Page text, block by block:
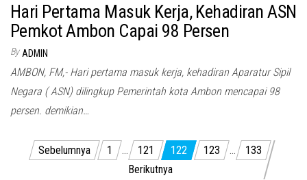
Hari Pertama Masuk Kerja, Kehadiran ASN
Pemkot Ambon Capai 98 Persen
By ADMIN
AMBON, FM,- Hari pertama masuk kerja, kehadiran Aparatur Sipil
Negara ( ASN) dilingkup Pemerintah kota Ambon mencapai 98
persen. demikian…
Paginasi
Sebelumnya 1 … 121 122 123 …
133
Berikutnya